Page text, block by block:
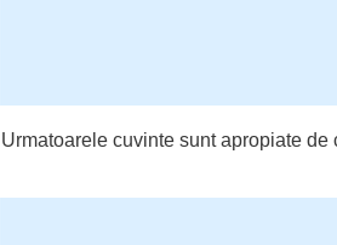
Urmatoarele cuvinte sunt apropiate de